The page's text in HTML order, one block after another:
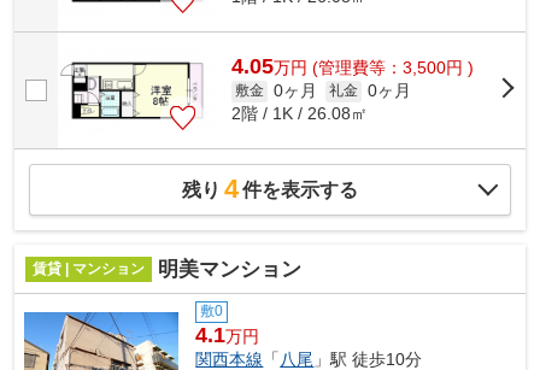
4.05万円 (管理費等：3,500円 )
敷金 0ヶ月 礼金 0ヶ月
2階 / 1K / 26.08㎡
残り 4件を表示する
賃貸 | マンション 明美マンション
敷0
4.1万円
関西本線 「 八尾 」駅 徒歩10分